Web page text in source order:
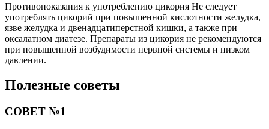
Противопоказания к употреблению цикория Не следует
употреблять цикорий при повышенной кислотности желудка,
язве желудка и двенадцатиперстной кишки, а также при
оксалатном диатезе. Препараты из цикория не рекомендуются
при повышенной возбудимости нервной системы и низком
давлении.
Полезные советы
СОВЕТ №1